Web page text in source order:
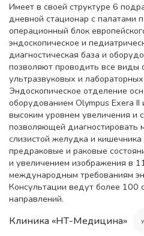
Имеет в своей структуре 6
дневной стационар с палатами
операционный блок
эндоскопическое и
диагностическая база и
позволяют проводить все виды
ультразвуковых и
Эндоскопическое отделение
оборудованием Olympus Exera II
высоким уровнем увеличения и
позволяющей диагностировать
слизистой желудка и
предраковые и раковые
и увеличением изображения в
международным требованиям
Консультации ведут более 100
направлений.
Клиника «НТ-Медицина»